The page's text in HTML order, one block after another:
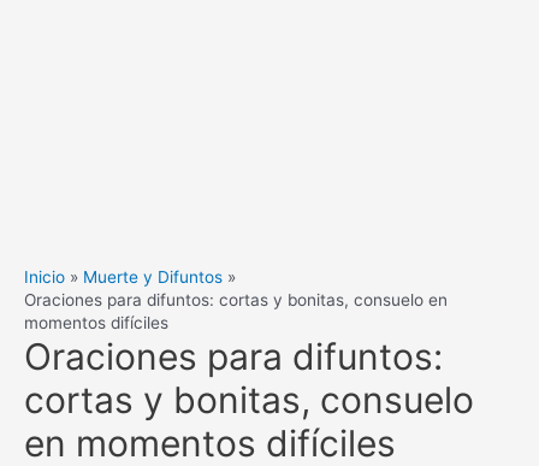
Inicio
Muerte y Difuntos
Oraciones para difuntos: cortas y bonitas, consuelo en
momentos difíciles
Oraciones para difuntos:
cortas y bonitas, consuelo
en momentos difíciles